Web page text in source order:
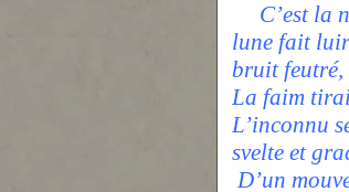
C’est la
lune fait
bruit feutré,
La faim
L’inconnu
svelte et
D’un